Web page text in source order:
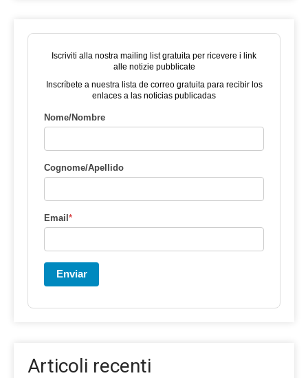
Iscriviti alla nostra mailing list gratuita per ricevere i link
alle notizie pubblicate
Inscríbete a nuestra lista de correo gratuita para recibir los
enlaces a las noticias publicadas
Nome/Nombre
Cognome/Apellido
Email*
Enviar
Articoli recenti